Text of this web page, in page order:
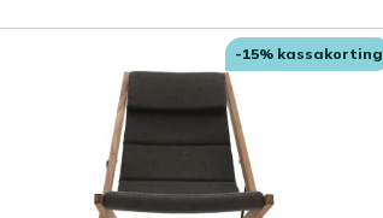
-15% kassakorting